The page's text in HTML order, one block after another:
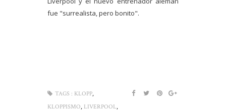
fue "surrealista, pero bonito".
TAGS : KLOPP
KLOPPISMO LIVERPOOL